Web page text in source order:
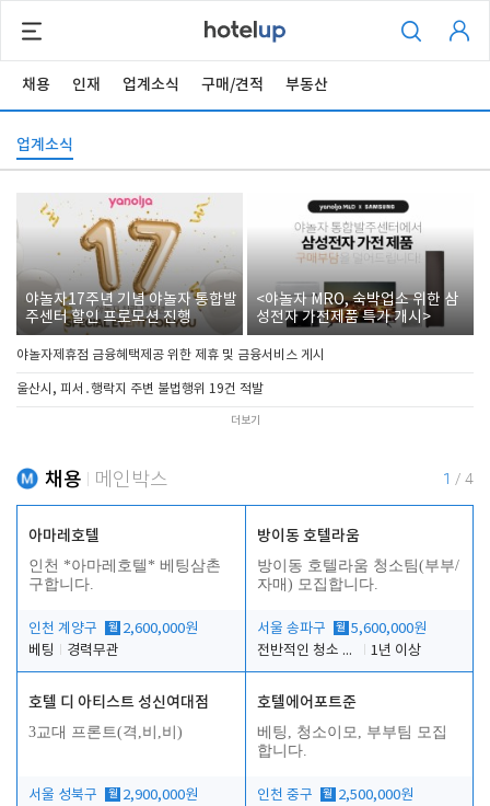
채용 인재 업계소식 구매/견적 부동산
업계소식
야놀자17주년 기념 야놀자 통합발
주센터 할인 프로모션 진행
<야놀자 MRO, 숙박업소 위한 삼
성전자 가전제품 특가 개시>
야놀자제휴점 금융혜택제공 위한 제휴 및 금융서비스 게시
울산시, 피서․행락지 주변 불법행위 19건 적발
더보기
채용 메인박스 1 / 4
아마레호텔
인천 *아마레호텔* 베팅삼촌
구합니다.
인천 계양구 월 2,600,000원
베팅
경력무관
방이동 호텔라움
방이동 호텔라움 청소팀(부부/
자매) 모집합니다.
서울 송파구 월 5,600,000원
전반적인 청소 업무(객실청소.객실정리)
1년 이상
호텔 디 아티스트 성신여대점
3교대 프론트(격,비,비)
서울 성북구 월 2,900,000원
호텔에어포트준
베팅, 청소이모, 부부팀 모집
합니다.
인천 중구 월 2,500,000원